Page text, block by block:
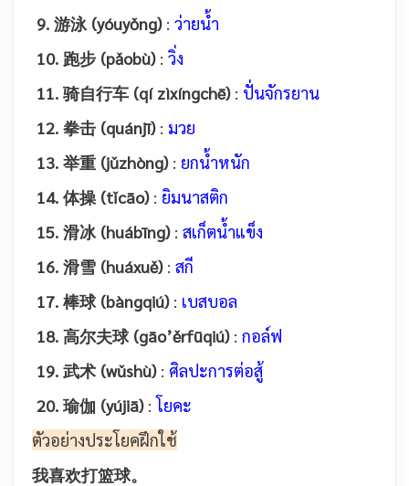
9. 游泳 (yóuyǒng) : ว่ายน้ำ
10. 跑步 (pǎobù): วิ่ง
11. 骑自行车 (qí zìxíngchē): ปั่นจักรยาน
12. 拳击 (quánjī): มวย
13. 举重 (jǔzhòng): ยกน้ำหนัก
14. 体操 (tǐcāo): ยิมนาสติก
15. 滑冰 (huábīng): สเก็ตน้ำแข็ง
16. 滑雪 (huáxuě): สกี
17. 棒球 (bàngqiú) : เบสบอล
18. 高尔夫球 (gāo’ěrfūqiú): กอล์ฟ
19. 武术 (wǔshù): ศิลปะการต่อสู้
20. 瑜伽 (yújiā):โยคะ
ตัวอย่างประโยคฝึกใช้
我喜欢打篮球。